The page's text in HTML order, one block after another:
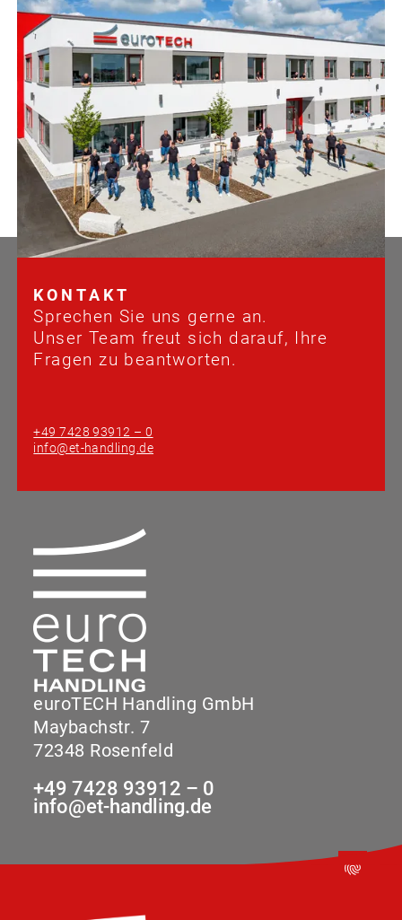
KONTAKT
Sprechen Sie uns gerne an.
Unser Team freut sich darauf, Ihre
Fragen zu beantworten.
+49 7428 93912 – 0
info@et-handling.de
euroTECH Handling GmbH
Maybachstr. 7
72348 Rosenfeld
+49 7428 93912 – 0
info@et-handling.de